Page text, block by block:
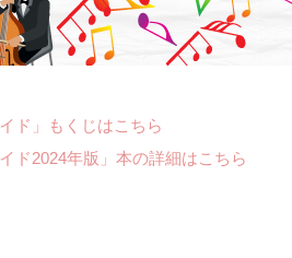
ド」もくじはこちら
ド2024年版」本の詳細はこちら